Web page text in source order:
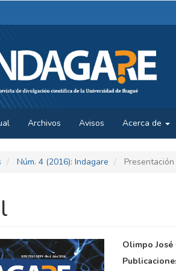
Archivos Avisos Acerca de
Núm. 4 (2016): Indagare Presentación
Olimpo